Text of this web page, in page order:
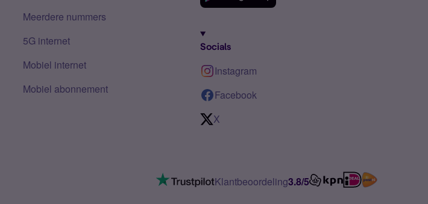
Meerdere nummers
5G internet
Mobiel internet
Mobiel abonnement
Socials
Instagram
Facebook
X
Klantbeoordeling3.8/5